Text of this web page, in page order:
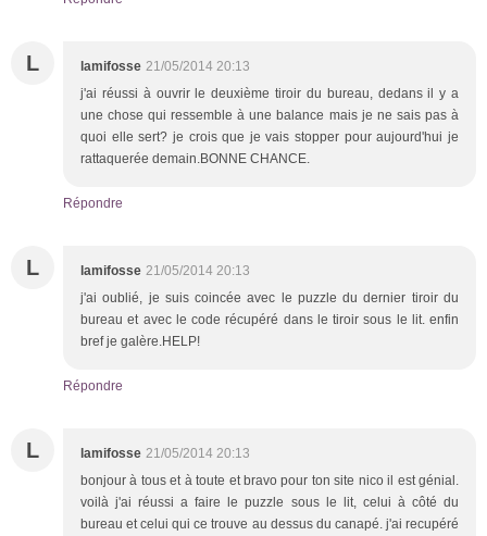
L lamifosse 21/05/2014 20:13
j'ai réussi à ouvrir le deuxième tiroir du bureau, dedans il y a
une chose qui ressemble à une balance mais je ne sais pas à
quoi elle sert? je crois que je vais stopper pour aujourd'hui je
rattaquerée demain.BONNE CHANCE.
Répondre
L lamifosse 21/05/2014 20:13
j'ai oublié, je suis coincée avec le puzzle du dernier tiroir du
bureau et avec le code récupéré dans le tiroir sous le lit. enfin
bref je galère.HELP!
Répondre
L lamifosse 21/05/2014 20:13
bonjour à tous et à toute et bravo pour ton site nico il est génial.
voilà j'ai réussi a faire le puzzle sous le lit, celui à côté du
bureau et celui qui ce trouve au dessus du canapé. j'ai recupéré